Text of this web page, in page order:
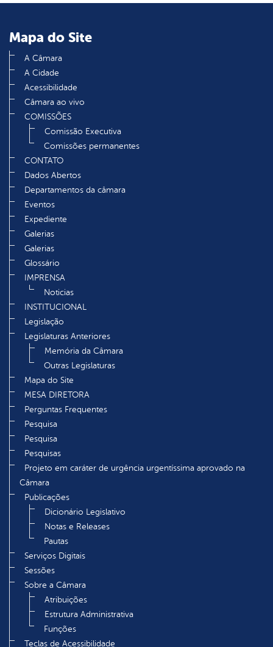
Mapa do Site
A Câmara
A Cidade
Acessibilidade
Câmara ao vivo
COMISSÕES
Comissão Executiva
Comissões permanentes
CONTATO
Dados Abertos
Departamentos da câmara
Eventos
Expediente
Galerias
Galerias
Glossário
IMPRENSA
Noticias
INSTITUCIONAL
Legislação
Legislaturas Anteriores
Memória da Câmara
Outras Legislaturas
Mapa do Site
MESA DIRETORA
Perguntas Frequentes
Pesquisa
Pesquisa
Pesquisas
Projeto em caráter de urgência urgentíssima aprovado na
Câmara
Publicações
Dicionário Legislativo
Notas e Releases
Pautas
Serviços Digitais
Sessões
Sobre a Câmara
Atribuições
Estrutura Administrativa
Funções
Teclas de Acessibilidade